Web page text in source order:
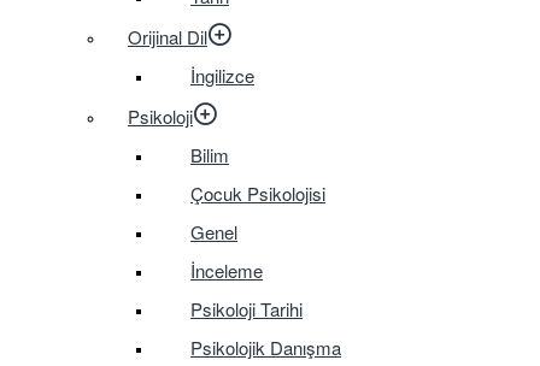
Orijinal Dil
İngilizce
Psikoloji
Bilim
Çocuk Psikolojisi
Genel
İnceleme
Psikoloji Tarihi
Psikolojik Danışma